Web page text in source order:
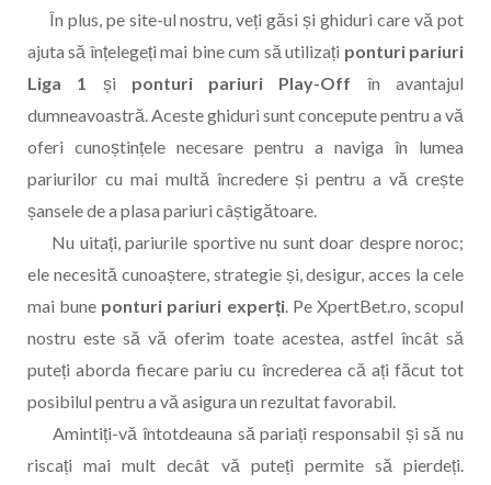
În plus, pe site-ul nostru, veți găsi și ghiduri care vă pot
ajuta să înțelegeți mai bine cum să utilizați ponturi pariuri
Liga 1 și ponturi pariuri Play-Off în avantajul
dumneavoastră. Aceste ghiduri sunt concepute pentru a vă
oferi cunoștințele necesare pentru a naviga în lumea
pariurilor cu mai multă încredere și pentru a vă crește
șansele de a plasa pariuri câștigătoare.
Nu uitați, pariurile sportive nu sunt doar despre noroc;
ele necesită cunoaștere, strategie și, desigur, acces la cele
mai bune ponturi pariuri experți. Pe XpertBet.ro, scopul
nostru este să vă oferim toate acestea, astfel încât să
puteți aborda fiecare pariu cu încrederea că ați făcut tot
posibilul pentru a vă asigura un rezultat favorabil.
Amintiți-vă întotdeauna să pariați responsabil și să nu
riscați mai mult decât vă puteți permite să pierdeți.